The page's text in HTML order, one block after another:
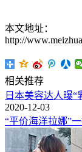
本文地址：
http://
相关推荐
日本美容达人曝
2020-12-03
“平价海洋拉娜”